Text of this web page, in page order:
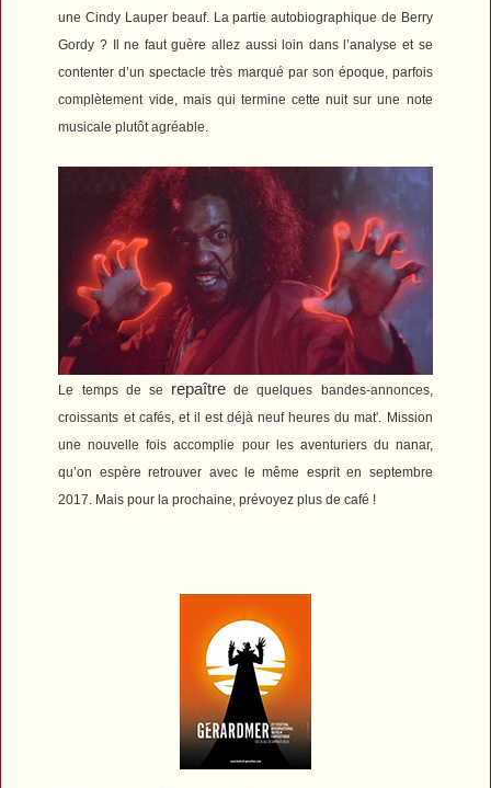
une Cindy Lauper beauf. La partie autobiographique de Berry
Gordy ? Il ne faut guère allez aussi loin dans l’analyse et se
contenter d’un spectacle très marqué par son époque, parfois
complètement vide, mais qui termine cette nuit sur une note
musicale plutôt agréable.
Le temps de se repaître de quelques bandes-annonces,
croissants et cafés, et il est déjà neuf heures du mat'. Mission
une nouvelle fois accomplie pour les aventuriers du nanar,
qu’on espère retrouver avec le même esprit en septembre
2017. Mais pour la prochaine, prévoyez plus de café !